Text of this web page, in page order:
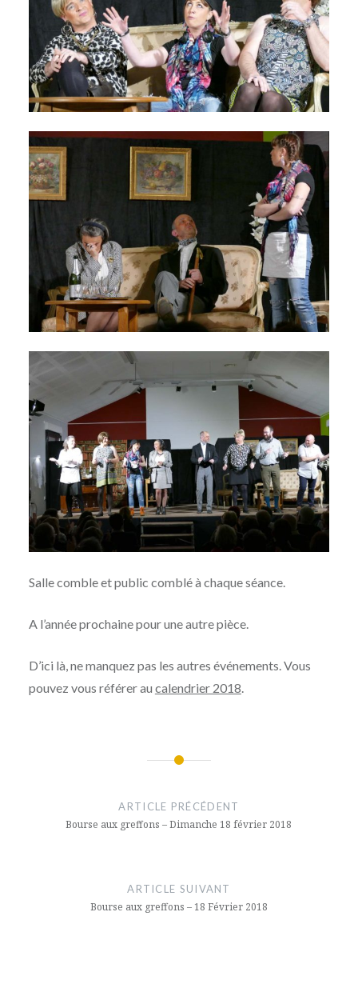
Salle comble et public comblé à chaque séance.
A l’année prochaine pour une autre pièce.
D’ici là, ne manquez pas les autres événements. Vous
pouvez vous référer au calendrier 2018.
l’article
ARTICLE PRÉCÉDENT
Bourse aux greffons – Dimanche 18 février 2018
ARTICLE SUIVANT
Bourse aux greffons – 18 Février 2018